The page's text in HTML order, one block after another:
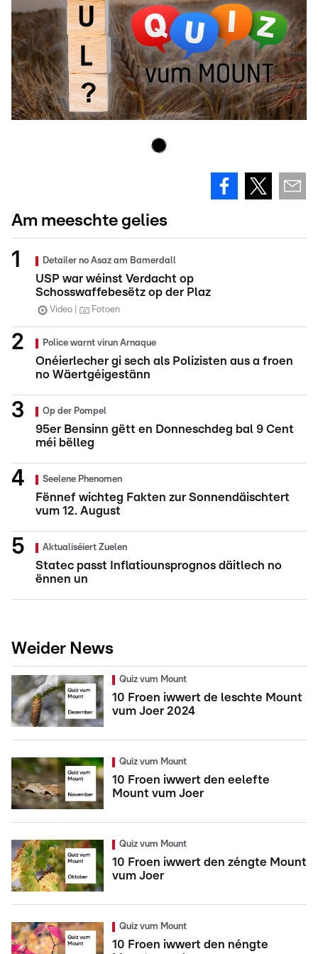
Am meeschte gelies
Detailer no Asaz am Bamerdall
USP war wéinst Verdacht op
Schosswaffebesëtz op der Plaz
Video Fotoen
Police warnt virun Arnaque
Onéierlecher gi sech als Polizisten aus a froen
no Wäertgéigestänn
Op der Pompel
95er Bensinn gëtt en Donneschdeg bal 9 Cent
méi bëlleg
Seelene Phenomen
Fënnef wichteg Fakten zur Sonnendäischtert
vum 12. August
Aktualiséiert Zuelen
Statec passt Inflatiounsprognos däitlech no
ënnen un
Weider News
Quiz vum Mount
10 Froen iwwert de leschte Mount
vum Joer 2024
Quiz vum Mount
10 Froen iwwert den eelefte
Mount vum Joer
Quiz vum Mount
10 Froen iwwert den zéngte Mount
vum Joer
Quiz vum Mount
10 Froen iwwert den néngte